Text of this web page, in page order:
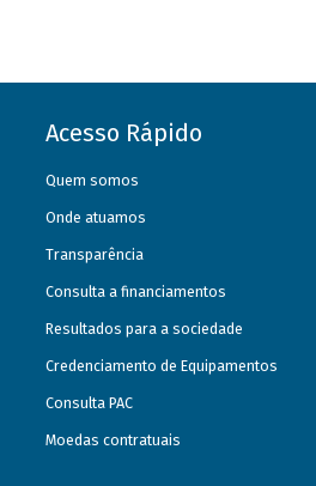
Acesso Rápido
Quem somos
Onde atuamos
Transparência
Consulta a financiamentos
Resultados para a sociedade
Credenciamento de Equipamentos
Consulta PAC
Moedas contratuais